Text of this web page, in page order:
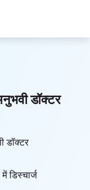
डॉक्टर
डॉक्टर
डिस्चार्ज